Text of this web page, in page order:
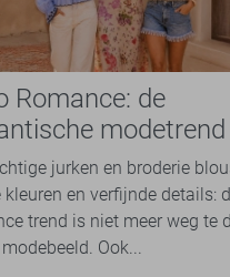
Romance: de
modetrend
overal ziet
jurken en broderie
kleuren en verfijnde details:
trend is niet meer weg te
Ook...